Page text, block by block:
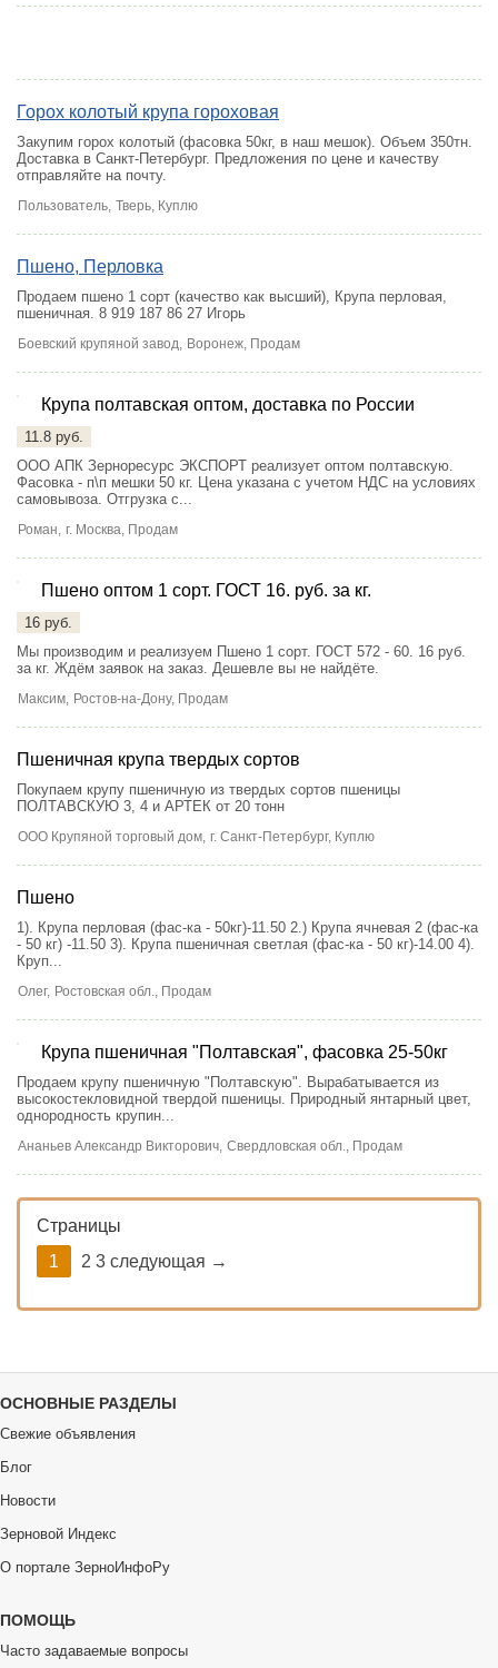
Горох колотый крупа гороховая
Закупим горох колотый (фасовка 50кг, в наш мешок). Объем 350тн.
Доставка в Санкт-Петербург. Предложения по цене и качеству
отправляйте на почту.
Пользователь, Тверь, Куплю
Пшено, Перловка
Продаем пшено 1 сорт (качество как высший), Крупа перловая,
пшеничная. 8 919 187 86 27 Игорь
Боевский крупяной завод, Воронеж, Продам
Крупа полтавская оптом, доставка по России
11.8 руб.
ООО АПК Зерноресурс ЭКСПОРТ реализует оптом полтавскую.
Фасовка - п\п мешки 50 кг. Цена указана с учетом НДС на условиях
самовывоза. Отгрузка с...
Роман, г. Москва, Продам
Пшено оптом 1 сорт. ГОСТ 16. руб. за кг.
16 руб.
Мы производим и реализуем Пшено 1 сорт. ГОСТ 572 - 60. 16 руб.
за кг. Ждём заявок на заказ. Дешевле вы не найдёте.
Максим, Ростов-на-Дону, Продам
Пшеничная крупа твердых сортов
Покупаем крупу пшеничную из твердых сортов пшеницы
ПОЛТАВСКУЮ 3, 4 и АРТЕК от 20 тонн
ООО Крупяной торговый дом, г. Санкт-Петербург, Куплю
Пшено
1). Крупа перловая (фас-ка - 50кг)-11.50 2.) Крупа ячневая 2 (фас-ка
- 50 кг) -11.50 3). Крупа пшеничная светлая (фас-ка - 50 кг)-14.00 4).
Круп...
Олег, Ростовская обл., Продам
Крупа пшеничная "Полтавская", фасовка 25-50кг
Продаем крупу пшеничную "Полтавскую". Вырабатывается из
высокостекловидной твердой пшеницы. Природный янтарный цвет,
однородность крупин...
Ананьев Александр Викторович, Свердловская обл., Продам
Страницы
1
2 3 следующая →
ОСНОВНЫЕ РАЗДЕЛЫ
Свежие объявления
Блог
Новости
Зерновой Индекс
О портале ЗерноИнфоРу
ПОМОЩЬ
Часто задаваемые вопросы